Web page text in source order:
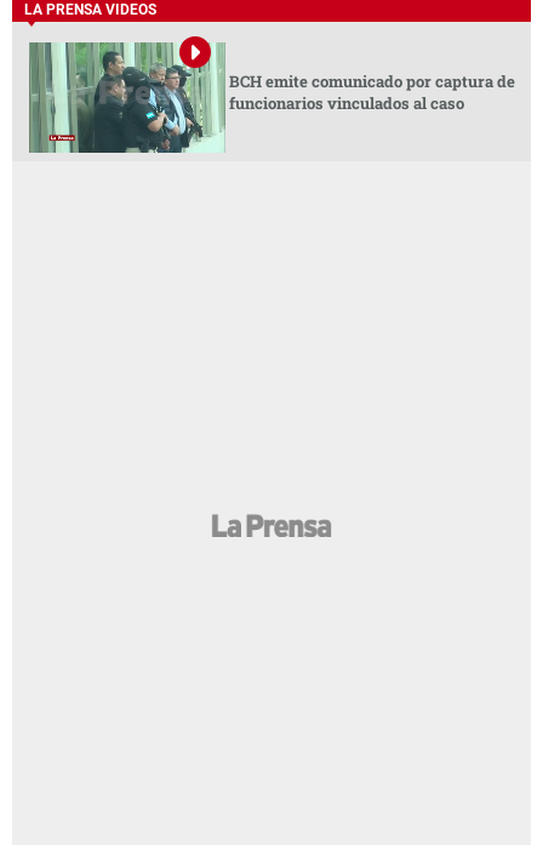
LA PRENSA VIDEOS
BCH emite comunicado por captura de
funcionarios vinculados al caso